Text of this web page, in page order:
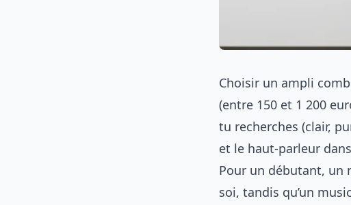
Choisir un ampli
(entre 150 et 1 200
tu recherches (clair,
et le haut-parleur
Pour un débutant, un
soi, tandis qu’un